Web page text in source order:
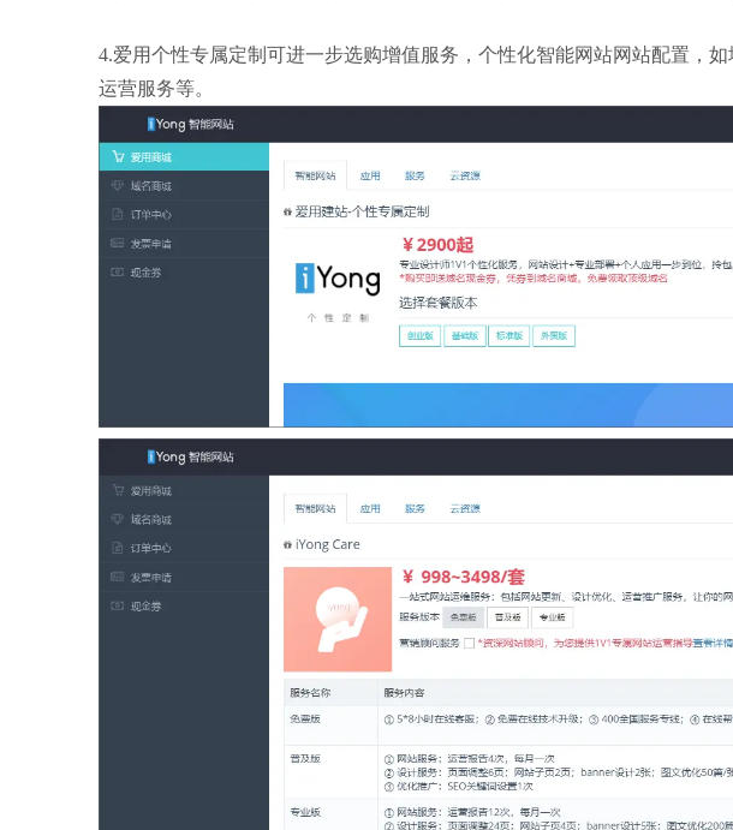
4.爱用个性专属定制 可进一步选购增值服务，个性化智能网站网站配置，
运营服务等。